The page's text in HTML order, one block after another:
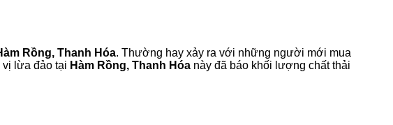
Rồng, Thanh Hóa. Thường hay xảy ra với những người mới mua
lừa đảo tại Hàm Rồng, Thanh Hóa này đã báo khối lượng chất thải